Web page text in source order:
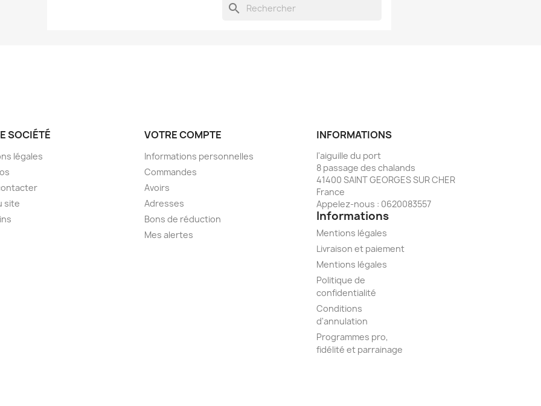
search
SOCIÉTÉ
légales
site
VOTRE COMPTE
Informations personnelles
Commandes
Avoirs
Adresses
Bons de réduction
Mes alertes
INFORMATIONS
l'aiguille du port
8 passage des chalands
41400 SAINT GEORGES SUR CHER
France
Appelez-nous : 0620083557
Informations
Mentions légales
Livraison et paiement
Mentions légales
Politique de
confidentialité
Conditions
d'annulation
Programmes pro,
fidélité et parrainage